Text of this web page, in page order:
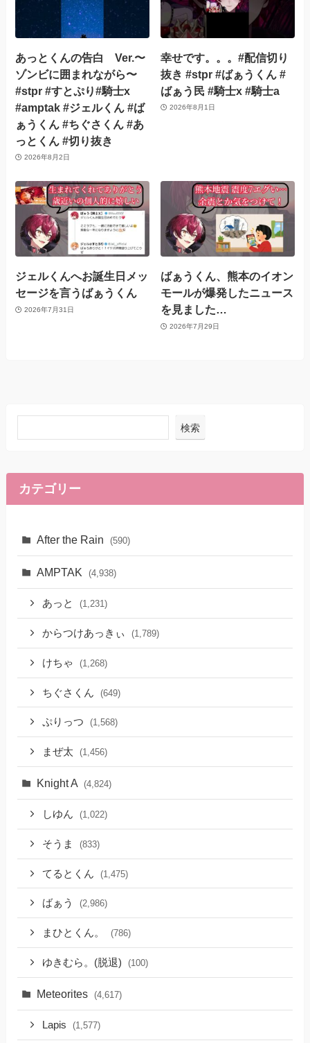
あっとくんの告白 Ver.〜
ゾンビに囲まれながら〜
#stpr #すとぷり#騎士x
#amptak #ジェルくん #ば
ぁうくん #ちぐさくん #あ
っとくん #切り抜き
2026年8月2日
幸せです。。。#配信切り
抜き #stpr #ばぁうくん #
ばぁう民 #騎士x #騎士a
2026年8月1日
ジェルくんへお誕生日メッ
セージを言うばぁうくん
2026年7月31日
ばぁうくん、熊本のイオン
モールが爆発したニュース
を見ました…
2026年7月29日
検索
カテゴリー
After the Rain (590)
AMPTAK (4,938)
あっと (1,231)
からつけあっきぃ (1,789)
けちゃ (1,268)
ちぐさくん (649)
ぷりっつ (1,568)
まぜ太 (1,456)
Knight A (4,824)
しゆん (1,022)
そうま (833)
てるとくん (1,475)
ばぁう (2,986)
まひとくん。 (786)
ゆきむら。(脱退) (100)
Meteorites (4,617)
Lapis (1,577)